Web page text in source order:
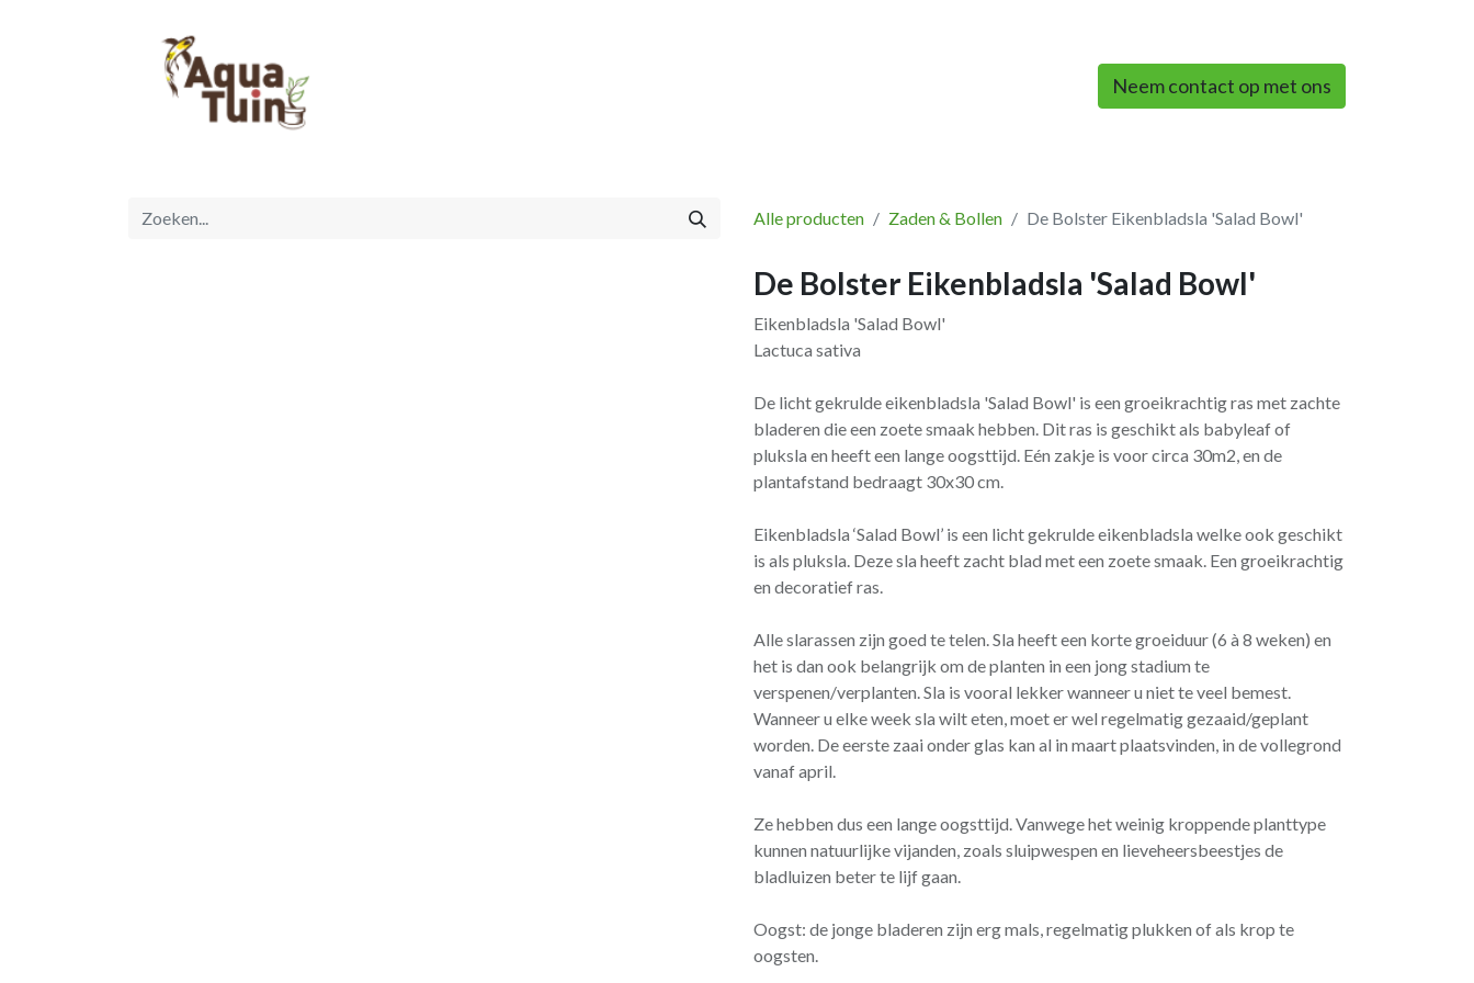
Neem contact op met ons
Alle producten Zaden & Bollen De Bolster Eikenbladsla 'Salad Bowl'
De Bolster Eikenbladsla 'Salad Bowl'
Eikenbladsla 'Salad Bowl'
Lactuca sativa
De licht gekrulde eikenbladsla 'Salad Bowl' is een groeikrachtig ras met zachte
bladeren die een zoete smaak hebben. Dit ras is geschikt als babyleaf of
pluksla en heeft een lange oogsttijd. Eén zakje is voor circa 30m2, en de
plantafstand bedraagt 30x30 cm.
Eikenbladsla ‘Salad Bowl’ is een licht gekrulde eikenbladsla welke ook geschikt
is als pluksla. Deze sla heeft zacht blad met een zoete smaak. Een groeikrachtig
en decoratief ras.
Alle slarassen zijn goed te telen. Sla heeft een korte groeiduur (6 à 8 weken) en
het is dan ook belangrijk om de planten in een jong stadium te
verspenen/verplanten. Sla is vooral lekker wanneer u niet te veel bemest.
Wanneer u elke week sla wilt eten, moet er wel regelmatig gezaaid/geplant
worden. De eerste zaai onder glas kan al in maart plaatsvinden, in de vollegrond
vanaf april.
Ze hebben dus een lange oogsttijd. Vanwege het weinig kroppende planttype
kunnen natuurlijke vijanden, zoals sluipwespen en lieveheersbeestjes de
bladluizen beter te lijf gaan.
Oogst: de jonge bladeren zijn erg mals, regelmatig plukken of als krop te
oogsten.